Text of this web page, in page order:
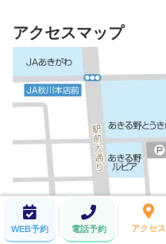
アクセスマップ
WEB予約 電話予約 アクセス